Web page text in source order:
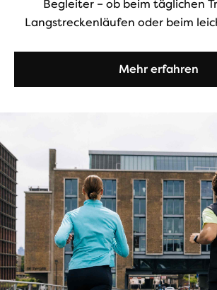
Begleiter – ob beim täglichen
Langstreckenläufen oder beim
Mehr erfahren